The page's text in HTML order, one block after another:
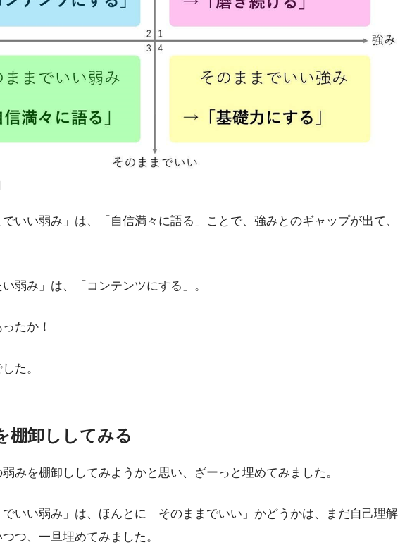
いい弱み」は、「自信満々に語る」ことで、強みとのギャップが出て、
弱み」は、「コンテンツにする」。
たか！
た。
棚卸ししてみる
みを棚卸ししてみようかと思い、ざーっと埋めてみました。
いい弱み」は、ほんとに「そのままでいい」かどうかは、まだ自己理解
つ、一旦埋めてみました。